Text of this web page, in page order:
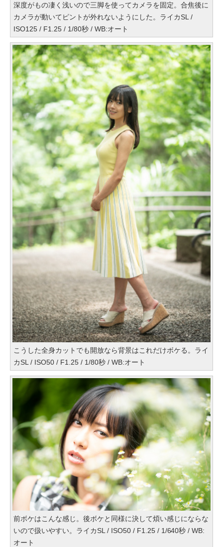
深度がもの凄く浅いので三脚を使ってカメラを固定。合焦後に
カメラが動いてピントが外れないようにした。ライカSL /
ISO125 / F1.25 / 1/80秒 / WB:オート
こうした全身カットでも開放なら背景はこれだけボケる。ライ
カSL / ISO50 / F1.25 / 1/80秒 / WB:オート
前ボケはこんな感じ。後ボケと同様に決して煩い感じにならな
いので扱いやすい。ライカSL / ISO50 / F1.25 / 1/640秒 / WB:
オート